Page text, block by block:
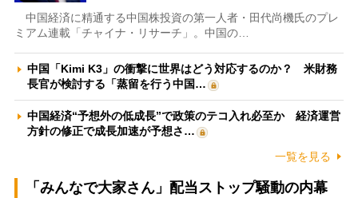
中国経済に精通する中国株投資の第一人者・田代尚機氏のプレ
ミアム連載「チャイナ・リサーチ」。中国の…
中国「Kimi K3」の衝撃に世界はどう対応するのか？ 米財務
長官が検討する「蒸留を行う中国…
中国経済“予想外の低成長”で政策のテコ入れ必至か 経済運営
方針の修正で成長加速が予想さ…
一覧を見る
「みんなで大家さん」配当ストップ騒動の内幕